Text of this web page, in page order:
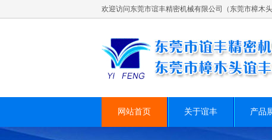
欢迎访问东莞市谊丰精密机械有限公司（东莞市樟木
网站首页 关于谊丰 产品